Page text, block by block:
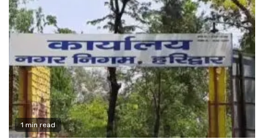
1 min read